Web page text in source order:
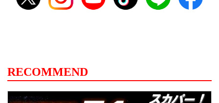
RECOMMEND